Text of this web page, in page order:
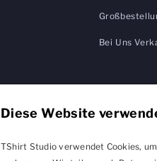
Diese Website
TShirt Studio verwendet Cookies,
Bei Uns